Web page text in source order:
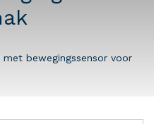
bewegingssensor voor